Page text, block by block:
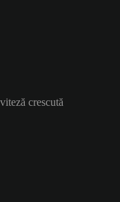
crescută